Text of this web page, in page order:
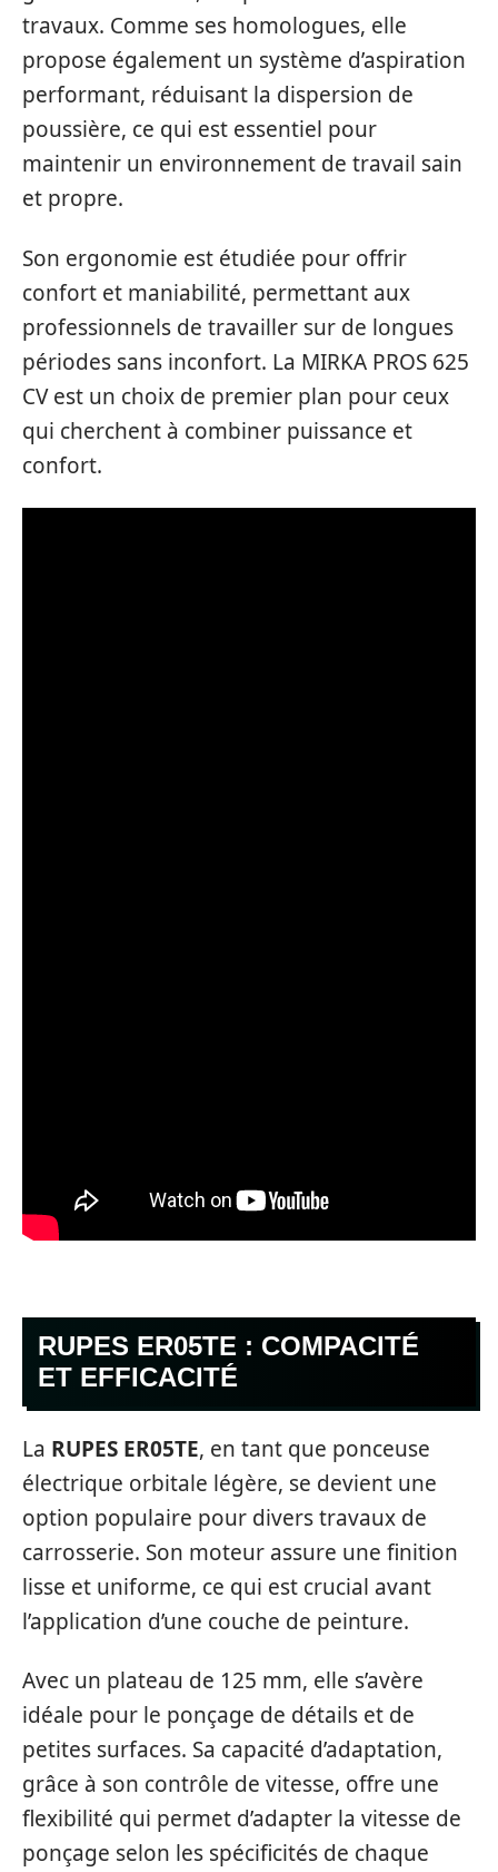
travaux. Comme ses homologues, elle
propose également un système d’aspiration
performant, réduisant la dispersion de
poussière, ce qui est essentiel pour
maintenir un environnement de travail sain
et propre.
Son ergonomie est étudiée pour offrir
confort et maniabilité, permettant aux
professionnels de travailler sur de longues
périodes sans inconfort. La MIRKA PROS 625
CV est un choix de premier plan pour ceux
qui cherchent à combiner puissance et
confort.
RUPES ER05TE : COMPACITÉ
ET EFFICACITÉ
La RUPES ER05TE, en tant que ponceuse
électrique orbitale légère, se devient une
option populaire pour divers travaux de
carrosserie. Son moteur assure une finition
lisse et uniforme, ce qui est crucial avant
l’application d’une couche de peinture.
Avec un plateau de 125 mm, elle s’avère
idéale pour le ponçage de détails et de
petites surfaces. Sa capacité d’adaptation,
grâce à son contrôle de vitesse, offre une
flexibilité qui permet d’adapter la vitesse de
ponçage selon les spécificités de chaque